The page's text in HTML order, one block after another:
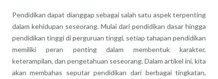
Pendidikan dapat dianggap sebagai salah satu aspek terpenting
dalam kehidupan seseorang. Mulai dari pendidikan dasar hingga
pendidikan tinggi di perguruan tinggi, setiap tahapan pendidikan
memiliki peran penting dalam membentuk karakter,
keterampilan, dan pengetahuan seseorang. Dalam artikel ini, kita
akan membahas seputar pendidikan dari berbagai tingkatan,